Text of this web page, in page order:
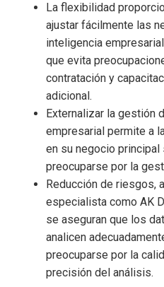
La flexibilidad
ajustar fácilmente las
inteligencia empresarial
que evita
contratación y
adicional.
Externalizar la gestión
empresarial permite a
en su negocio principal
preocuparse por la
Reducción de riesgos,
especialista como AK
se aseguran que los
analicen
preocuparse por la
precisión del análisis.